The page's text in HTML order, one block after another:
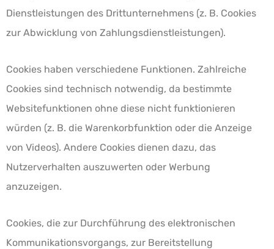
Dienstleistungen des Drittunternehmens (z. B. Cookies
zur Abwicklung von Zahlungsdienstleistungen).
Cookies haben verschiedene Funktionen. Zahlreiche
Cookies sind technisch notwendig, da bestimmte
Websitefunktionen ohne diese nicht funktionieren
würden (z. B. die Warenkorbfunktion oder die Anzeige
von Videos). Andere Cookies dienen dazu, das
Nutzerverhalten auszuwerten oder Werbung
anzuzeigen.
Cookies, die zur Durchführung des elektronischen
Kommunikationsvorgangs, zur Bereitstellung